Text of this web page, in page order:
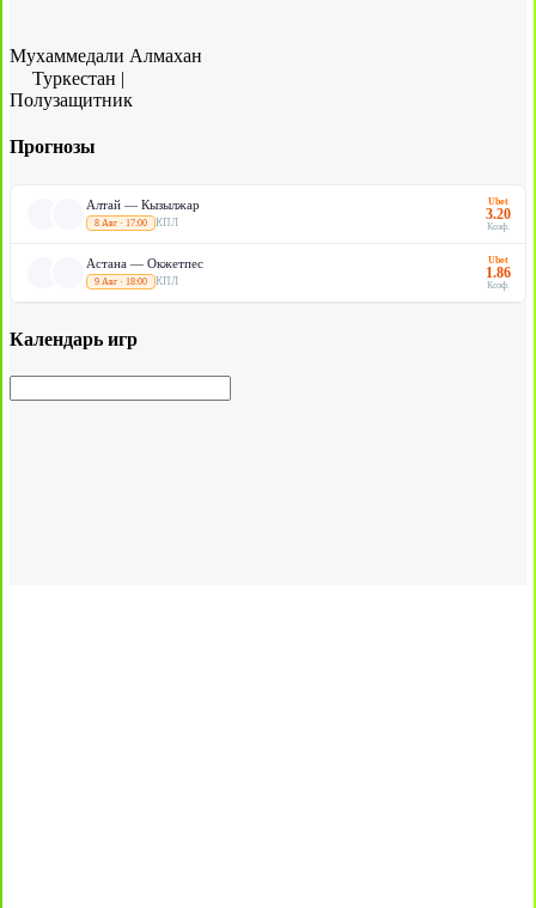
Мухаммедали Алмахан
Туркестан |
Полузащитник
Прогнозы
Алтай — Кызылжар
8 Авг · 17:00 КПЛ
Ubet
3.20
Коэф.
Астана — Окжетпес
9 Авг · 18:00 КПЛ
Ubet
1.86
Коэф.
Календарь игр